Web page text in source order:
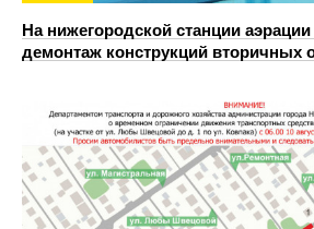
На нижегородской станции
демонтаж конструкций вторичных